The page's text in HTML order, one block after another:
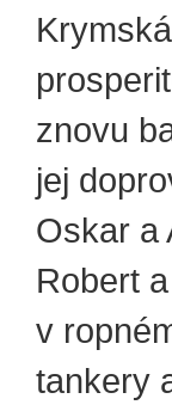
znovu
jej
Oskar a
Robert
v
tankery